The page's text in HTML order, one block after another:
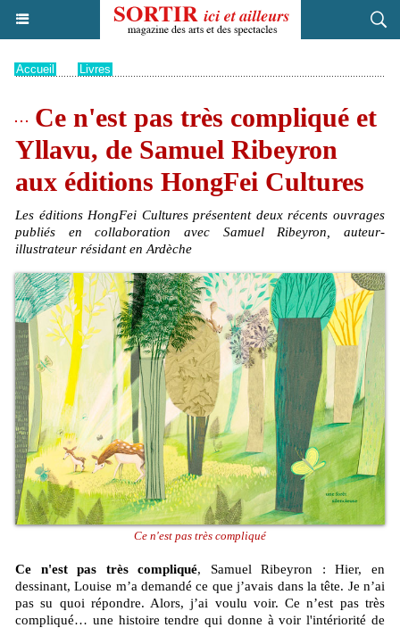
Accueil Livres
Ce n'est pas très compliqué et
Yllavu, de Samuel Ribeyron
aux éditions HongFei Cultures
Les éditions HongFei Cultures présentent deux récents ouvrages
publiés en collaboration avec Samuel Ribeyron, auteur-
illustrateur résidant en Ardèche
Ce n'est pas très compliqué
Ce n'est pas très compliqué, Samuel Ribeyron : Hier, en
dessinant, Louise m’a demandé ce que j’avais dans la tête. Je n’ai
pas su quoi répondre. Alors, j’ai voulu voir. Ce n’est pas très
compliqué… une histoire tendre qui donne à voir l'intériorité de